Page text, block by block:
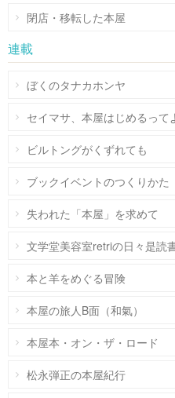
閉店・移転した本屋
連載
ぼくのタナカホンヤ
セイマサ、本屋はじめるって
ビルトングがくずれても
ブックイベントのつくりかた
失われた「本屋」を求めて
文学堂美容室retriの日々是読
本と羊をめぐる冒険
本屋の旅人B面（和氣）
本屋本・オン・ザ・ロード
松永弾正の本屋紀行